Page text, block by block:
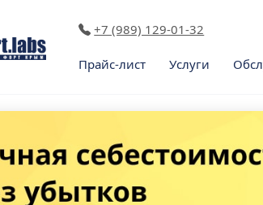
+7 (989) 129-01-32
Прайс-лист Услуги